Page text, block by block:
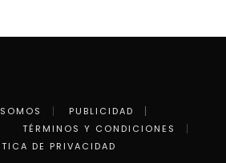
PUBLICIDAD
TÉRMINOS Y CONDICIONES
DE PRIVACIDAD